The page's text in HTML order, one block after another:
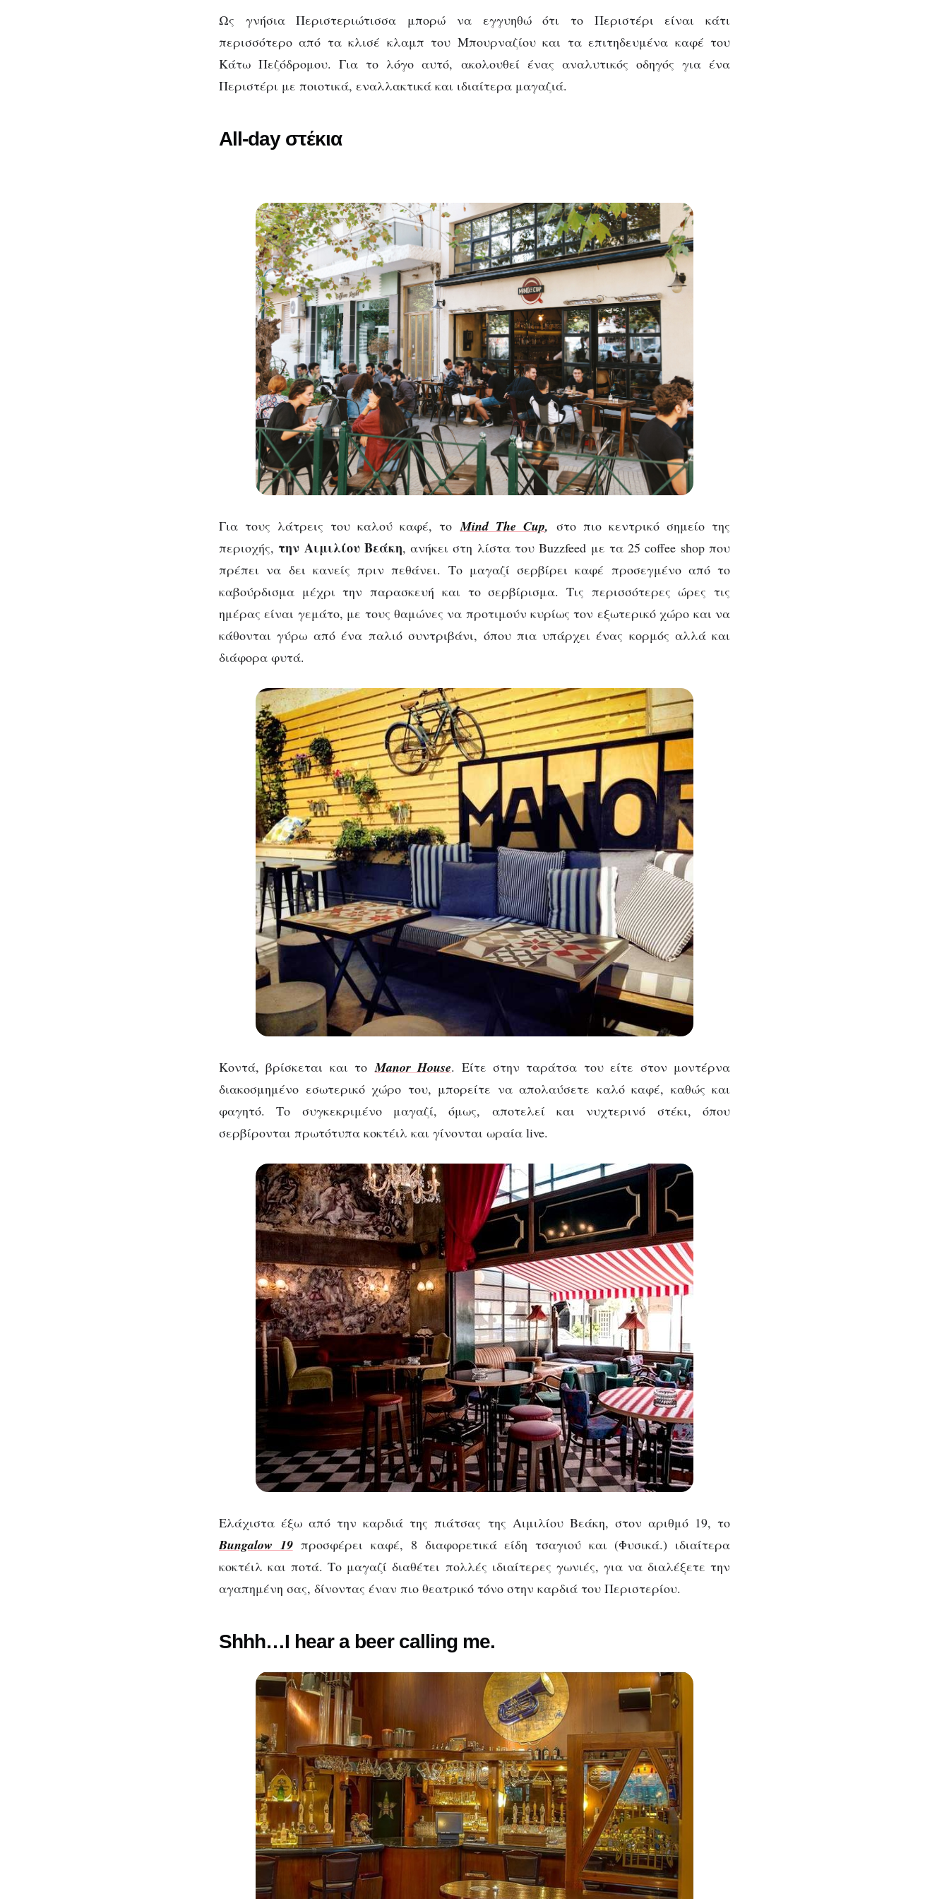
CITY GUIDE ΑΘΉΝΑ ΠΡΟΤΑΣΕΙΣ
Περιστέρι city: ένας
Ως γνήσια Περιστεριώτισσα μπορώ να εγγυηθώ ότι το Περιστέρι είναι κάτι
περισσότερο από τα κλισέ κλαμπ του Μπουρναζίου και τα επιτηδευμένα καφέ του
Κάτω Πεζόδρομου. Για το λόγο αυτό, ακολουθεί ένας αναλυτικός οδηγός για ένα
Περιστέρι με ποιοτικά, εναλλακτικά και ιδιαίτερα μαγαζιά.
All-day στέκια
Για τους λάτρεις του καλού καφέ, το Mind The Cup, στο πιο κεντρικό σημείο της
περιοχής,την Αιμιλίου Βεάκη, ανήκει στη λίστα του Buzzfeed με τα 25 coffee shop που
πρέπει να δει κανείς πριν πεθάνει. Το μαγαζί σερβίρει καφέ προσεγμένο από το
καβούρδισμα μέχρι την παρασκευή και το σερβίρισμα. Τις περισσότερες ώρες τις
ημέρας είναι γεμάτο, με τους θαμώνες να προτιμούν κυρίως τον εξωτερικό χώρο και να
κάθονται γύρω από ένα παλιό συντριβάνι, όπου πια υπάρχει ένας κορμός αλλά και
διάφορα φυτά.
Κοντά, βρίσκεται και τοManor House. Είτε στην ταράτσα του είτε στον μοντέρνα
διακοσμημένο εσωτερικό χώρο του, μπορείτε να απολαύσετε καλό καφέ, καθώς και
φαγητό. Το συγκεκριμένο μαγαζί, όμως, αποτελεί και νυχτερινό στέκι, όπου
σερβίρονται πρωτότυπα κοκτέιλ και γίνονται ωραία live.
Ελάχιστα έξω από την καρδιά της πιάτσας της Αιμιλίου Βεάκη, στον αριθμό 19, το
Bungalow 19 προσφέρει καφέ, 8 διαφορετικά είδη τσαγιού και (Φυσικά.) ιδιαίτερα
κοκτέιλ και ποτά. Το μαγαζί διαθέτει πολλές ιδιαίτερες γωνιές, για να διαλέξετε την
αγαπημένη σας, δίνοντας έναν πιο θεατρικό τόνο στην καρδιά του Περιστερίου.
Shhh…I hear a beer calling me.